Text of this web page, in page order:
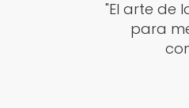
"El arte de
para